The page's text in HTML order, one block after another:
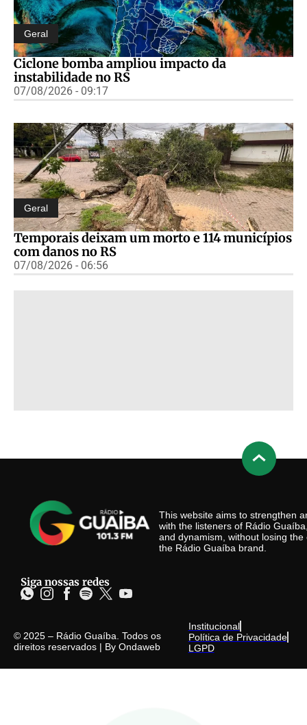
Geral
Ciclone bomba ampliou impacto da
instabilidade no RS
07/08/2026 - 09:17
Geral
Temporais deixam um morto e 114 municípios
com danos no RS
07/08/2026 - 06:56
This website aims to strengthen
with the listeners of Rádio
and dynamism, without losing
the Rádio Guaíba brand.
Siga nossas redes
© 2025 – Rádio Guaíba. Todos os
direitos reservados | By Ondaweb
Institucional
Política de Privacidade
LGPD